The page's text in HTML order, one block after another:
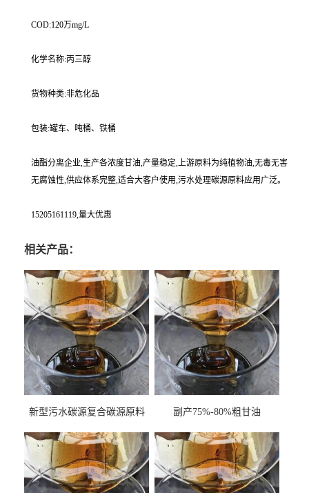
COD:120万mg/L
化学名称:丙三醇
货物种类:非危化品
包装:罐车、吨桶、铁桶
油酯分离企业,生产各浓度甘油,产量稳定,上游原料为纯植物油,无毒无害
无腐蚀性,供应体系完整,适合大客户使用,污水处理碳源原料应用广泛。
15205161119,量大优惠
相关产品：
新型污水碳源复合碳源原料
副产75%-80%粗甘油